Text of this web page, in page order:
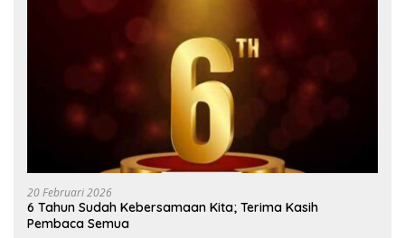
20 Februari 2026
6 Tahun Sudah Kebersamaan Kita; Terima Kasih
Pembaca Semua